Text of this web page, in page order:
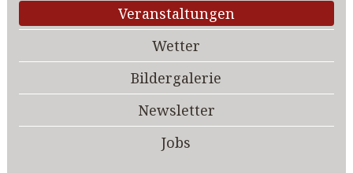
Veranstaltungen
Wetter
Bildergalerie
Newsletter
Jobs